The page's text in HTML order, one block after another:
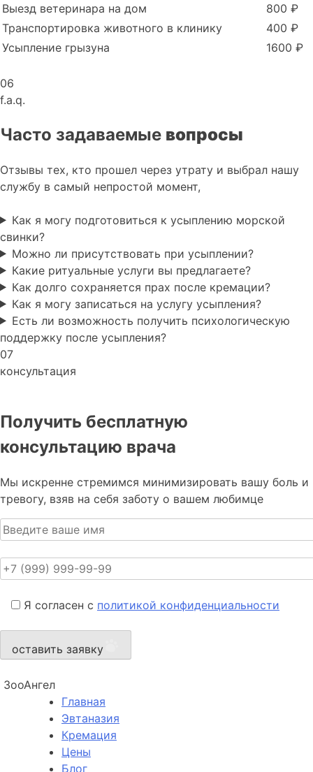
Выезд ветеринара на дом
800 ₽
Транспортировка животного в клинику
400 ₽
Усыпление грызуна
1600 ₽
06
f.a.q.
Часто задаваемые вопросы
Отзывы тех, кто прошел через утрату и выбрал нашу
службу в самый непростой момент,
Как я могу подготовиться к усыплению морской
свинки?
Можно ли присутствовать при усыплении?
Какие ритуальные услуги вы предлагаете?
Как долго сохраняется прах после кремации?
Как я могу записаться на услугу усыпления?
Есть ли возможность получить психологическую
поддержку после усыпления?
07
консультация
Получить бесплатную
консультацию врача
Мы искренне стремимся минимизировать вашу боль и
тревогу, взяв на себя заботу о вашем любимце
Я согласен с политикой конфиденциальности
оставить заявку
ЗооАнгел
Главная
Эвтаназия
Кремация
Цены
Блог